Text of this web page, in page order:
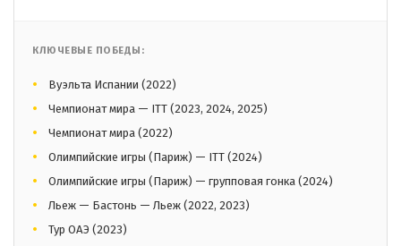
КЛЮЧЕВЫЕ ПОБЕДЫ:
Вуэльта Испании (2022)
Чемпионат мира — ITT (2023, 2024, 2025)
Чемпионат мира (2022)
Олимпийские игры (Париж) — ITT (2024)
Олимпийские игры (Париж) — групповая гонка (2024)
Льеж — Бастонь — Льеж (2022, 2023)
Тур ОАЭ (2023)